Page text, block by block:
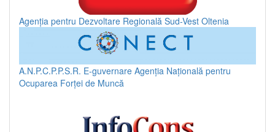
Agenția pentru Dezvoltare Regională Sud-Vest Oltenia
A.N.P.C.P.P.S.R. E-guvernare Agenția Națională pentru
Ocuparea Forței de Muncă